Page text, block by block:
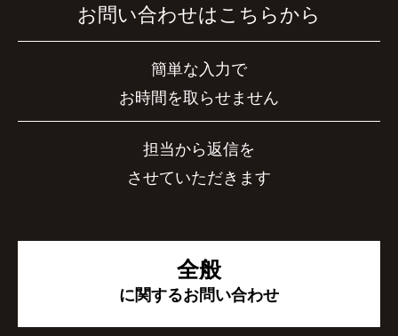
お問い合わせはこちらから
簡単な入力で
お時間を取らせません
担当から返信を
させていただきます
全般
に関するお問い合わせ